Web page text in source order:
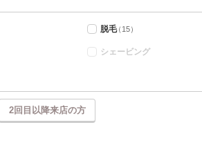
脱毛（15）
シェービング
2回目以降来店の方